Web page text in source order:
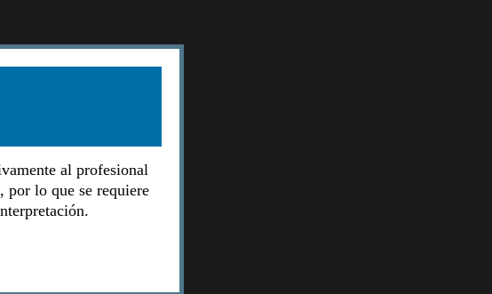
al profesional
por lo que se requiere